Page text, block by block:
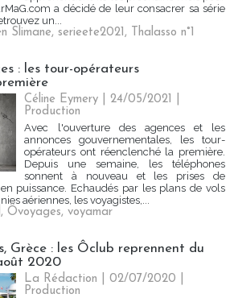
a décidé de leur consacrer sa série
un...
Slimane, serieete2021, Thalasso n°1
: les tour-opérateurs
Céline Eymery | 24/05/2021
Production
Avec l'ouverture des agences et les
annonces gouvernementales, les tour-
opérateurs ont réenclenché la première.
Depuis une semaine, les téléphones
sonnent à nouveau et les prises de
puissance. Echaudés par les plans de vols
aériennes, les voyagistes,...
, Ôvoyages, voyamar
Grèce : les Ôclub reprennent du
2020
La Rédaction | 02/07/2020
Production